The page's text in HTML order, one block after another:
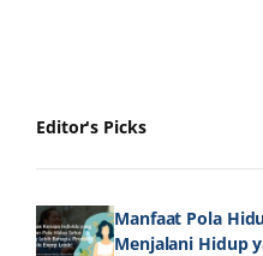
Editor's Picks
Manfaat Pola
Menjalani Hidup